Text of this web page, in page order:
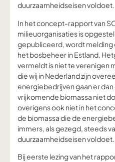
duurzaamheidseisen voldoet.
In het concept-rapport van
milieuorganisaties is
gepubliceerd, wordt melding
het bosbeheer in Estland.
vermeldt is niet te verenigen
die wij in Nederland zijn
energiebedrijven gaan er
vrijkomende biomassa niet
overigens ook niet in het
de biomassa die de
immers, als gezegd, steeds
duurzaamheidseisen voldoet.
Bij eerste lezing van het